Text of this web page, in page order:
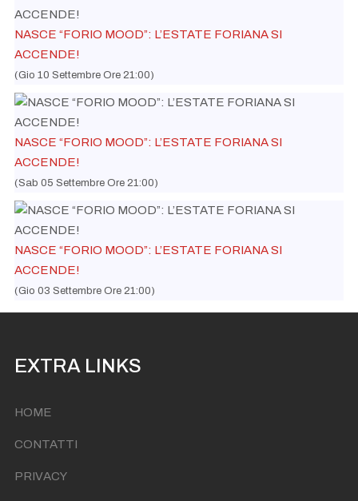
NASCE “FORIO MOOD”: L’ESTATE FORIANA SI
ACCENDE!
(Gio 10 Settembre Ore 21:00)
NASCE “FORIO MOOD”: L’ESTATE FORIANA SI
ACCENDE!
(Sab 05 Settembre Ore 21:00)
NASCE “FORIO MOOD”: L’ESTATE FORIANA SI
ACCENDE!
(Gio 03 Settembre Ore 21:00)
EXTRA LINKS
HOME
CONTATTI
PRIVACY